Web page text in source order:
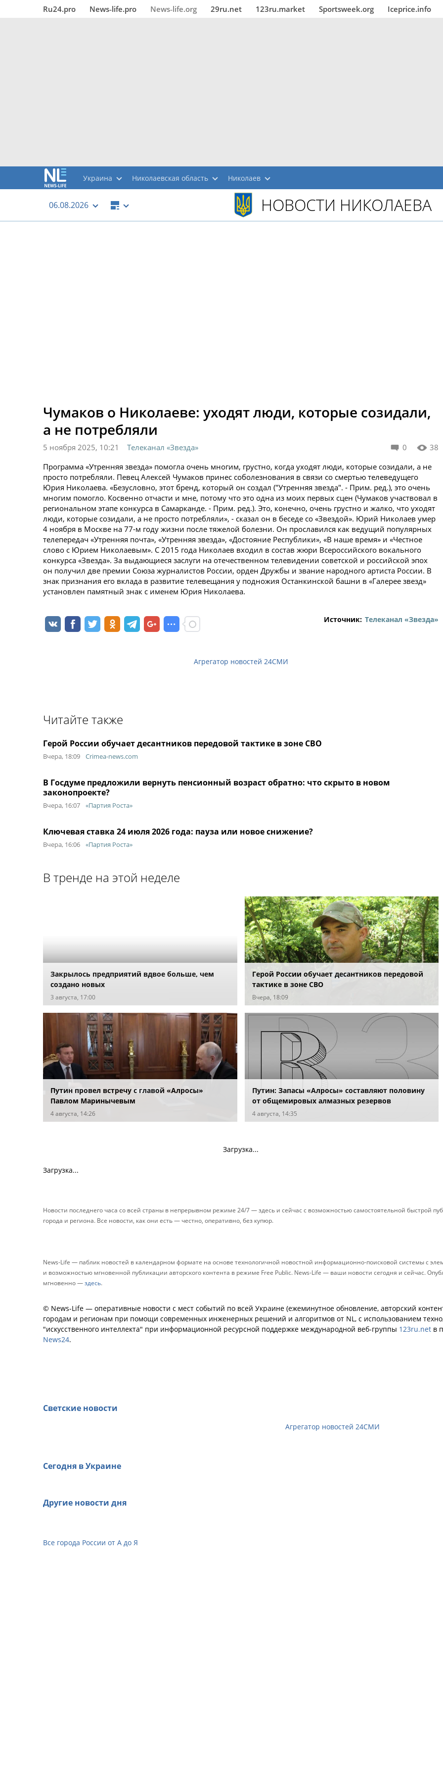
Ru24.pro News‑life.pro News‑life.org 29ru.net 123ru.market Sportsweek.org Iceprice.info
Украина Николаевская область Николаев
06.08.2026 НОВОСТИ НИКОЛАЕВА
Чумаков о Николаеве: уходят люди, которые созидали,
а не потребляли
0 38
5 ноября 2025, 10:21
Телеканал «Звезда»
Программа «Утренняя звезда» помогла очень многим, грустно, когда уходят люди, которые созидали, а не
просто потребляли. Певец Алексей Чумаков принес соболезнования в связи со смертью телеведущего
Юрия Николаева. «Безусловно, этот бренд, который он создал ("Утренняя звезда". - Прим. ред.), это очень
многим помогло. Косвенно отчасти и мне, потому что это одна из моих первых сцен (Чумаков участвовал в
региональном этапе конкурса в Самарканде. - Прим. ред.). Это, конечно, очень грустно и жалко, что уходят
люди, которые созидали, а не просто потребляли», - сказал он в беседе со «Звездой». Юрий Николаев умер
4 ноября в Москве на 77-м году жизни после тяжелой болезни. Он прославился как ведущий популярных
телепередач «Утренняя почта», «Утренняя звезда», «Достояние Республики», «В наше время» и «Честное
слово с Юрием Николаевым». С 2015 года Николаев входил в состав жюри Всероссийского вокального
конкурса «Звезда». За выдающиеся заслуги на отечественном телевидении советской и российской эпох
он получил две премии Союза журналистов России, орден Дружбы и звание народного артиста России. В
знак признания его вклада в развитие телевещания у подножия Останкинской башни в «Галерее звезд»
установлен памятный знак с именем Юрия Николаева.
Источник: Телеканал «Звезда»
Агрегатор новостей 24СМИ
Читайте также
Герой России обучает десантников передовой тактике в зоне СВО
Вчера, 18:09 Crimea-news.com
В Госдуме предложили вернуть пенсионный возраст обратно: что скрыто в новом
законопроекте?
Вчера, 16:07 «Партия Роста»
Ключевая ставка 24 июля 2026 года: пауза или новое снижение?
Вчера, 16:06 «Партия Роста»
В тренде на этой неделе
Закрылось предприятий вдвое больше, чем
создано новых
3 августа, 17:00
Герой России обучает десантников передовой
тактике в зоне СВО
Вчера, 18:09
Путин провел встречу с главой «Алросы»
Павлом Маринычевым
4 августа, 14:26
Путин: Запасы «Алросы» составляют половину
от общемировых алмазных резервов
4 августа, 14:35
Загрузка...
Загрузка...
Новости последнего часа со всей страны в непрерывном режиме 24/7 — здесь и сейчас с возможностью самостоятельной быстрой
города и региона. Все новости, как они есть — честно, оперативно, без купюр.
News-Life — паблик новостей в календарном формате на основе технологичной новостной информационно-поисковой системы с
и возможностью мгновенной публикации авторского контента в режиме Free Public. News-Life — ваши новости сегодня и сейчас.
мгновенно —здесь.
© News-Life — оперативные новости с мест событий по всей Украине (ежеминутное обновление, авторский
городам и регионам при помощи современных инженерных решений и алгоритмов от NL, с использованием
"искусственного интеллекта" при информационной ресурсной поддержке международной веб-группы 123ru.net в
News24.
Светские новости
Агрегатор новостей 24СМИ
Сегодня в Украине
Другие новости дня
Все города России от А до Я